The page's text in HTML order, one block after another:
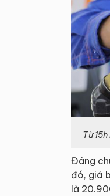
Từ
Đáng
đó, giá
là